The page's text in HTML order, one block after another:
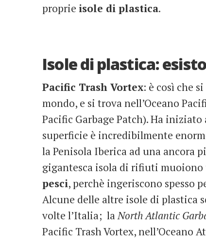
proprie isole di plastica.
Isole di plastica:
Pacific Trash Vortex: è così che
mondo, e si trova nell’Oceano
Pacific Garbage Patch). Ha
superficie è incredibilmente
la Penisola Iberica ad una ancora
gigantesca isola di rifiuti
pesci, perchè ingeriscono spesso
Alcune delle altre isole di plastica
volte l’Italia; laNorth Atlantic
Pacific Trash Vortex, nell’Oceano